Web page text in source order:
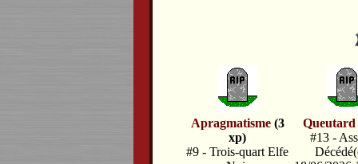
Apragmatisme(3
xp)
#9 - Trois-quart Elfe
Queutard
#13 -